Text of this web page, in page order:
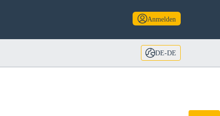
Anmelden
DE-DE